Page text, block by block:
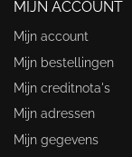
MIJN ACCOUNT
Mijn account
Mijn bestellingen
Mijn creditnota's
Mijn adressen
Mijn gegevens